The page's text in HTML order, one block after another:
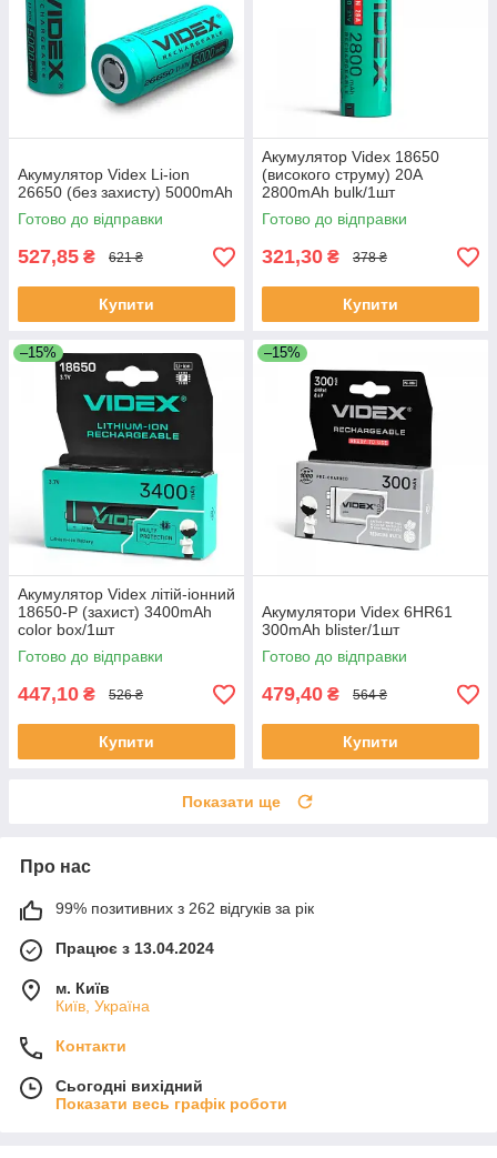
Акумулятор Videx Li-ion
26650 (без захисту) 5000mAh
Готово до відправки
527,85 ₴ 621 ₴
Купити
Акумулятор Videx 18650
(високого струму) 20A
2800mAh bulk/1шт
Готово до відправки
321,30 ₴ 378 ₴
Купити
–15%
Акумулятор Videx літій-іонний
18650-P (захист) 3400mAh
color box/1шт
Готово до відправки
447,10 ₴ 526 ₴
Купити
–15%
Акумулятори Videx 6HR61
300mAh blister/1шт
Готово до відправки
479,40 ₴ 564 ₴
Купити
Показати ще
Про нас
99% позитивних з 262 відгуків за рік
Працює з 13.04.2024
м. Київ
Київ, Україна
Контакти
Сьогодні вихідний
Показати весь графік роботи